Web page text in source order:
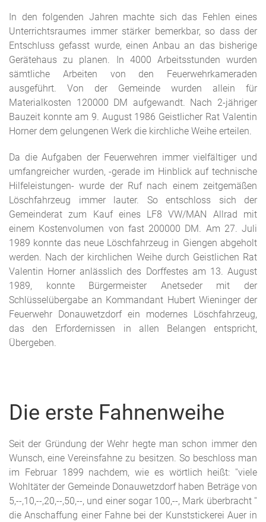
In den folgenden Jahren machte sich das Fehlen eines
Unterrichtsraumes immer stärker bemerkbar, so dass der
Entschluss gefasst wurde, einen Anbau an das bisherige
Gerätehaus zu planen. In 4000 Arbeitsstunden wurden
sämtliche Arbeiten von den Feuerwehrkameraden
ausgeführt. Von der Gemeinde wurden allein für
Materialkosten 120000 DM aufgewandt. Nach 2-jähriger
Bauzeit konnte am 9. August 1986 Geistlicher Rat Valentin
Horner dem gelungenen Werk die kirchliche Weihe erteilen.
Da die Aufgaben der Feuerwehren immer vielfältiger und
umfangreicher wurden, -gerade im Hinblick auf technische
Hilfeleistungen- wurde der Ruf nach einem zeitgemäßen
Löschfahrzeug immer lauter. So entschloss sich der
Gemeinderat zum Kauf eines LF8 VW/MAN Allrad mit
einem Kostenvolumen von fast 200000 DM. Am 27. Juli
1989 konnte das neue Löschfahrzeug in Giengen abgeholt
werden. Nach der kirchlichen Weihe durch Geistlichen Rat
Valentin Horner anlässlich des Dorffestes am 13. August
1989, konnte Bürgermeister Anetseder mit der
Schlüsselübergabe an Kommandant Hubert Wieninger der
Feuerwehr Donauwetzdorf ein modernes Löschfahrzeug,
das den Erfordernissen in allen Belangen entspricht,
Übergeben.
Die erste Fahnenweihe
Seit der Gründung der Wehr hegte man schon immer den
Wunsch, eine Vereinsfahne zu besitzen. So beschloss man
im Februar 1899 nachdem, wie es wörtlich heißt: ''viele
Wohltäter der Gemeinde Donauwetzdorf haben Beträge von
5,--,10,--,20,--,50,--, und einer sogar 100,--, Mark überbracht ''
die Anschaffung einer Fahne bei der Kunststickerei Auer in